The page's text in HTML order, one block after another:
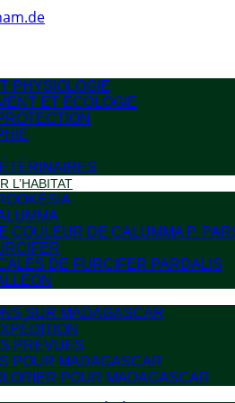
PHYSIOLOGIE
ET ÉCOLOGIE
L’HABITAT
COULEUR DE CALUMMA P.
DE FURCIFER PARDALIS
SUR MADAGASCAR
PRÉVUES
POUR MADAGASCAR
POUR MADAGASCAR